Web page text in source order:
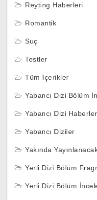
Reyting Haberleri
Romantik
Suç
Testler
Tüm İçerikler
Yabancı Dizi Bölüm
Yabancı Dizi
Yabancı Diziler
Yakında
Yerli Dizi Bölüm
Yerli Dizi Bölüm